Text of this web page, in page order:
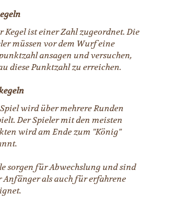
Kegel ist einer Zahl zugeordnet. Die
müssen vor dem Wurf eine
ansagen und versuchen,
diese Punktzahl zu erreichen.
wird über mehrere Runden
Der Spieler mit den meisten
wird am Ende zum "König"
sorgen für Abwechslung und sind
Anfänger als auch für erfahrene